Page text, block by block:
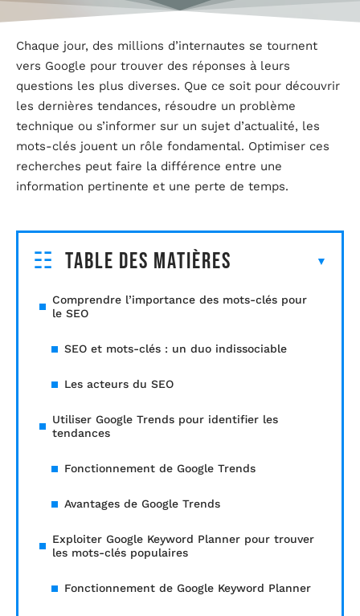
Chaque jour, des millions d’internautes se tournent
vers Google pour trouver des réponses à leurs
questions les plus diverses. Que ce soit pour découvrir
les dernières tendances, résoudre un problème
technique ou s’informer sur un sujet d’actualité, les
mots-clés jouent un rôle fondamental. Optimiser ces
recherches peut faire la différence entre une
information pertinente et une perte de temps.
Table des matières
Comprendre l’importance des mots-clés pour
le SEO
SEO et mots-clés : un duo indissociable
Les acteurs du SEO
Utiliser Google Trends pour identifier les
tendances
Fonctionnement de Google Trends
Avantages de Google Trends
Exploiter Google Keyword Planner pour trouver
les mots-clés populaires
Fonctionnement de Google Keyword Planner